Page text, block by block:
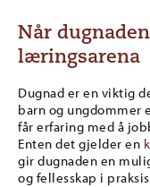
Om oss
Kontakt
Når
læringsarena
Dugnad er en viktig
barn og ungdommer
får erfaring med å
Enten det gjelder en
gir dugnaden en
og fellesskap i